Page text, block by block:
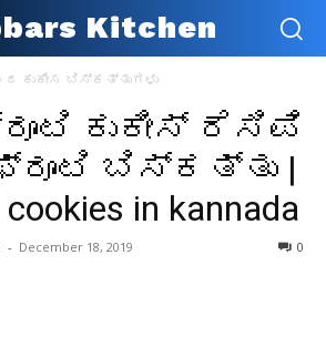
Kitchen
ಕುಕೀಸ ಬಿಸ್ಕತ್ತುಗಳು
ಕುಕೀಸ್ ರೆಸಿಪಿ
ಬಿಸ್ಕತ್ತು |
in kannada
- December 18, 2019 0